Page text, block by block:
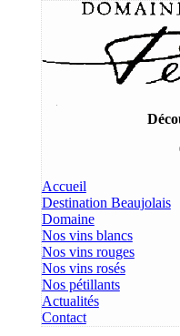
Accueil
Destination Beaujolais
Domaine
Nos vins blancs
Nos vins rouges
Nos vins rosés
Nos pétillants
Actualités
Contact